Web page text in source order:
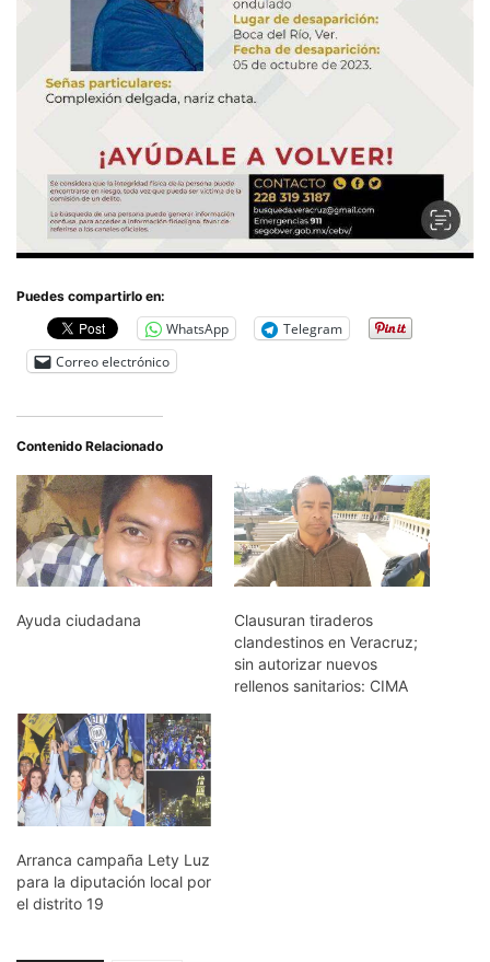
Puedes compartirlo en:
WhatsApp
Telegram
Correo electrónico
Contenido Relacionado
Ayuda ciudadana
Clausuran tiraderos
clandestinos en Veracruz;
sin autorizar nuevos
rellenos sanitarios: CIMA
Arranca campaña Lety Luz
para la diputación local por
el distrito 19